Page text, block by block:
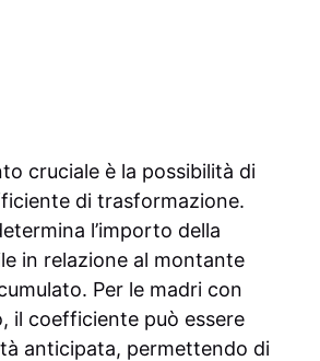
cruciale è la possibilità di
di trasformazione.
l’importo della
in relazione al montante
Per le madri con
il coefficiente può essere
anticipata, permettendo di